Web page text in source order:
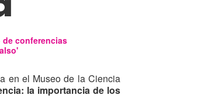
de conferencias
en el Museo de la Ciencia
la importancia de los